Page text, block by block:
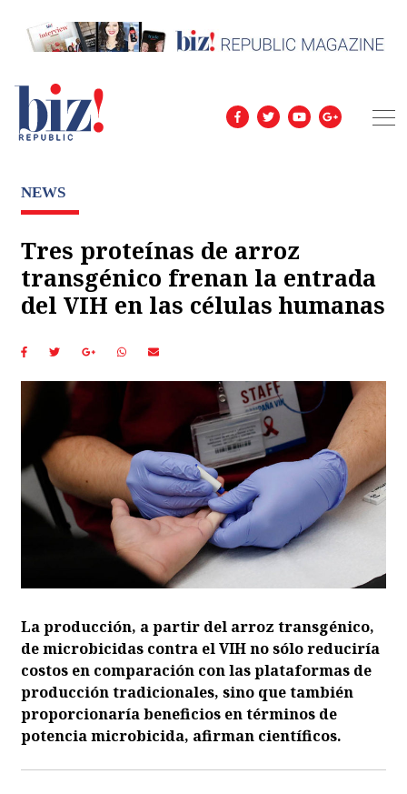
NEWS
Tres proteínas de arroz
transgénico frenan la entrada
del VIH en las células humanas
La producción, a partir del arroz transgénico,
de microbicidas contra el VIH no sólo reduciría
costos en comparación con las plataformas de
producción tradicionales, sino que también
proporcionaría beneficios en términos de
potencia microbicida, afirman científicos.